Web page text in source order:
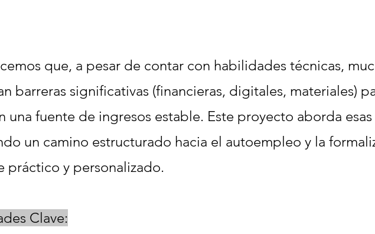
que, a pesar de contar con habilidades técnicas,
barreras significativas (financieras, digitales, materiales)
una fuente de ingresos estable. Este proyecto aborda
un camino estructurado hacia el autoempleo y la
práctico y personalizado.
Clave: